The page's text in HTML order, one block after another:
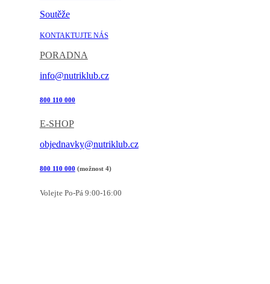
Soutěže
KONTAKTUJTE NÁS
PORADNA
info@nutriklub.cz
800 110 000
E-SHOP
objednavky@nutriklub.cz
800 110 000 (možnost 4)
Volejte Po-Pá 9:00-16:00